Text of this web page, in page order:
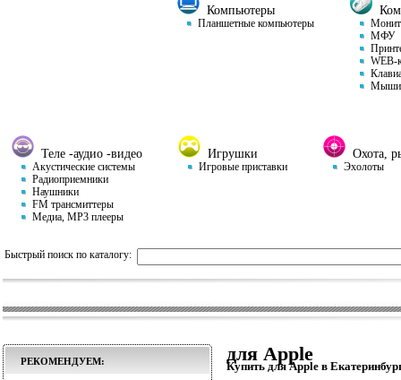
Компьютеры
Планшетные компьютеры
МФУ
WEB-
Мыши
Теле -аудио -видео
Акустические системы
Радиоприемники
Наушники
FM трансмиттеры
Медиа, MP3 плееры
Игрушки
Игровые приставки
Охота,
Эхолоты
Быстрый поиск по каталогу:
РЕКОМЕНДУЕМ: для Apple
Купить для Apple в